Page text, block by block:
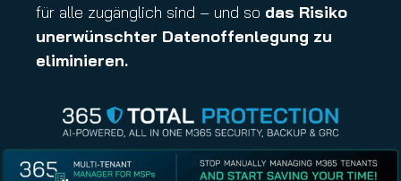
für alle zugänglich sind – und so das Risiko
unerwünschter Datenoffenlegung zu
eliminieren.